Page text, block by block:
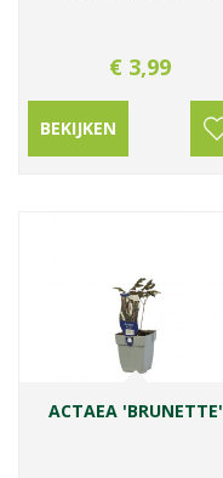
€ 3,99
BEKIJKEN
ACTAEA 'BRUNETTE'